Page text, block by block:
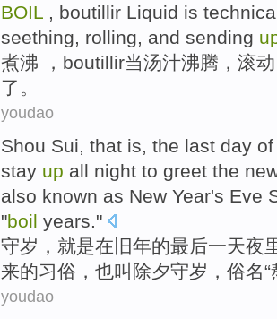
BOIL boutillir Liquid is
seething
rolling , and sending
煮沸 ， boutillir当汤汁沸腾 ， 滚动
了。
youdao
Shou Sui, that is, the last day of
stay up all night to greet the
also known as New Year's Eve
"boil years."
守岁 ， 就是在 旧年的最后一天夜
来的习俗 ， 也叫 除夕守岁，俗名“
youdao